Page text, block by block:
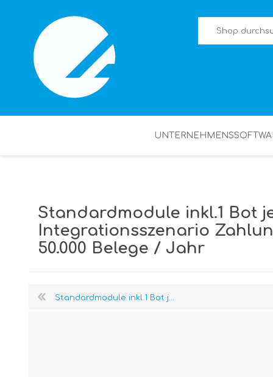
Standardmodule inkl.1 Bot
Integrationsszenario
50.000 Belege / Jahr
Standardmodule inkl.1 Bot j...